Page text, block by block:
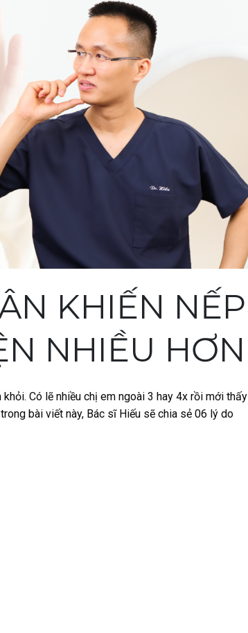
KHIẾN NẾP
NHIỀU HƠN
Có lẽ nhiều chị em ngoài 3 hay 4x rồi mới thấy
bài viết này, Bác sĩ Hiếu sẽ chia sẻ 06 lý do